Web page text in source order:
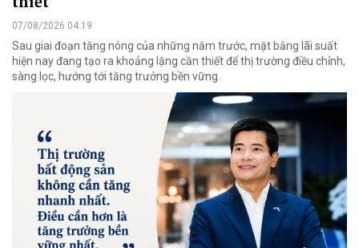
07/08/2026 04:19
Sau giai đoạn tăng nóng của những năm trước, mặt bằng lãi suất
hiện nay đang tạo ra khoảng lặng cần thiết để thị trường điều chỉnh,
sàng lọc, hướng tới tăng trưởng bền vững.